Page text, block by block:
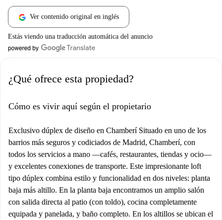
Ver contenido original en inglés
Estás viendo una traducción automática del anuncio
¿Qué ofrece esta propiedad?
Cómo es vivir aquí según el propietario
Exclusivo dúplex de diseño en Chamberí Situado en uno de los
barrios más seguros y codiciados de Madrid, Chamberí, con
todos los servicios a mano —cafés, restaurantes, tiendas y ocio—
y excelentes conexiones de transporte. Este impresionante loft
tipo dúplex combina estilo y funcionalidad en dos niveles: planta
baja más altillo. En la planta baja encontramos un amplio salón
con salida directa al patio (con toldo), cocina completamente
equipada y panelada, y baño completo. En los altillos se ubican el